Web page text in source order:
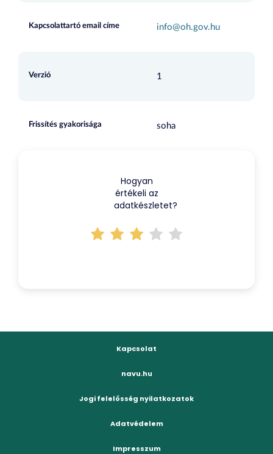
Kapcsolattartó email címe info@oh.gov.hu
Verzió 1
Frissítés gyakorisága soha
Hogyan
értékeli az
adatkészletet?
Kapcsolat
navu.hu
Jogi felelősség nyilatkozatok
Adatvédelem
Impresszum